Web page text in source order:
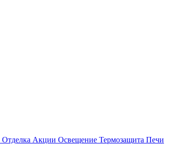
Отделка Акции Освещение Термозащита Печи